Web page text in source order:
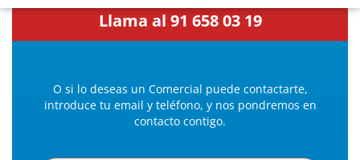
Llama al 91 658 03 19
O si lo deseas un Comercial puede contactarte,
introduce tu email y teléfono, y nos pondremos en
contacto contigo.